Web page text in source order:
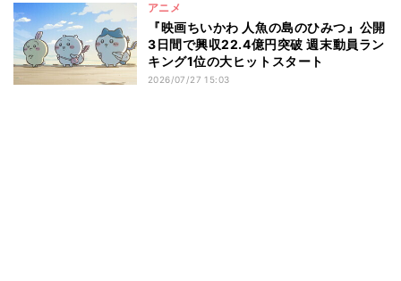
アニメ
『映画ちいかわ 人魚の島のひみつ』公開
3日間で興収22.4億円突破 週末動員ラン
キング1位の大ヒットスタート
2026/07/27 15:03